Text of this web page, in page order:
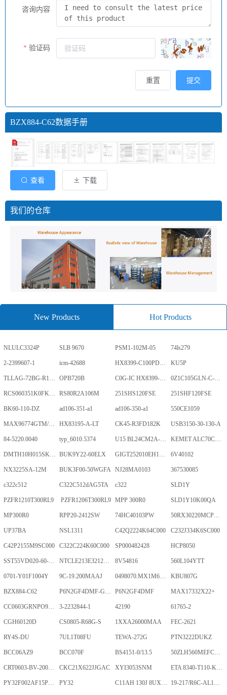
咨询内容
验证码
提交
重置
BZX884-C62数据手册
查看 下载
我们的仓库
New Products Hot Products
NLULC3324P SLB 9670 PSM1-102M-05 74ls279
2-2399607-1 icm-42688 HX8399-C100PD1700-GP KU5P
TLLAG-72BG-R1KH1-V-A OPB720B C0G-IC HX8399-C100PD1700-GP 0Z1C105GLN-C-0-TR
RCS060351K0FKEA RS80R2A106M 251SHS120FSE 251SHF120FSE
BK60-110-DZ ad106-351-a1 ad106-350-a1 550CE1059
MAX96774GTM/V+ HX83195-A-LT CK45-R3FD182K USB3150-30-130-A
84-5220.0040 typ_6010.5374 U15 BL24CM2A-PARC KEMET ALC70C152EN450
DMTH10H015SK3Q BUK9Y22-60ELX GIGT252010EH1R0MNE 6V40102
NX3225SA-12M BUK3F00-50WGFA NJ28MA0103 367530085
c322c512 C322C512dAG5TA c322 SLD1Y
PZFR1210T300RL9 PZFR1206T300RL9 MPP 300R0 SLD1Y10K00QA
MP300R0 RPP20-2412SW 74HC40103PW 50RX30220MCPA10X20
UP37BA NSL1311 C42Q2224K64C000 C232J334K6SC000
C42P2155M9SC000 C322C224K60C000 SP000482428 HCP8050
SST55VD020-60-C-TQWE NTCLE213E3212FMT 8V54816 560L104YTT
0701-Y01F1004Y 9C-19.200MAAJ 0498070.MX1M6-CN KBU807G
BZX884-C62 P6N2GF4DMF-GKT-2Gb P6N2GF4DMF MAX17332X22+
CC0603GRNPO9BN400 3-2232844-1 42190 61765-2
CGH60120D CS0805-R68G-S 1XXA26000MAA FEC-2621
RY4S-DU 7UL1T08FU TEWA-272G PTN3222DUKZ
BCC06AZ9 BCC070F BS4151-0/13.5 50ZLH560MEFCRI12.5X25
CRT0603-BV-2001ELF CKC21X622JJGAC XYI3053SNM ETA 8340-T110-K1F1-ALH0-25A
PY32F002AF15P6TU PY32 C11AH 130J 8UXLT 19-217/R6C-AL1M2VY/3T